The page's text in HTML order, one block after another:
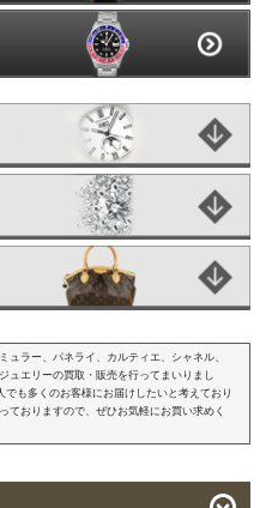
ュラー、パネライ、カルティエ、シャネル、
ュエリーの買取・販売を行ってまいりまし
も多くのお客様にお届けしたいと考えており
ておりますので、ぜひお気軽にお買い求めく